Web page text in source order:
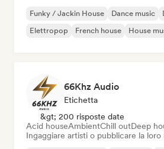
Funky / Jackin House Dance music
Elettropop
French house House
66Khz Audio
Etichetta
&gt; 200 risposte date
Acid houseAmbientChill outDeep
Ingaggiare artisti o pubblicare la loro